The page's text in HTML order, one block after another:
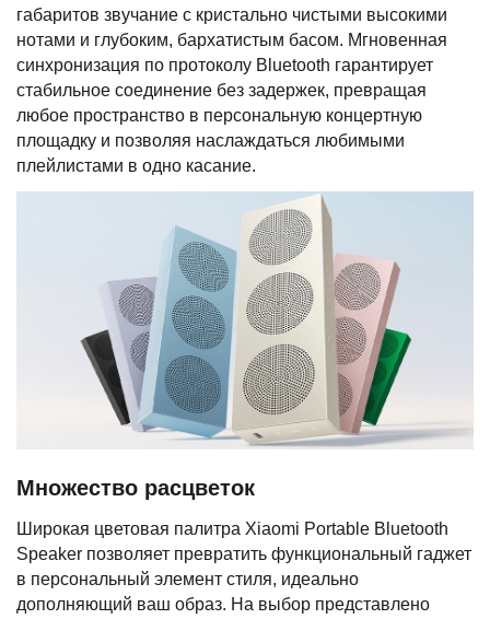
габаритов звучание с кристально чистыми высокими
нотами и глубоким, бархатистым басом. Мгновенная
синхронизация по протоколу Bluetooth гарантирует
стабильное соединение без задержек, превращая
любое пространство в персональную концертную
площадку и позволяя наслаждаться любимыми
плейлистами в одно касание.
Множество расцветок
Широкая цветовая палитра Xiaomi Portable Bluetooth
Speaker позволяет превратить функциональный гаджет
в персональный элемент стиля, идеально
дополняющий ваш образ. На выбор представлено